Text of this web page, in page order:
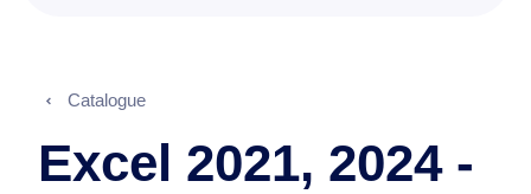
Catalogue
Excel 2021, 2024 -